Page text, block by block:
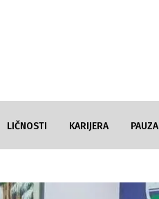
LIČNOSTI KARIJERA PAUZA